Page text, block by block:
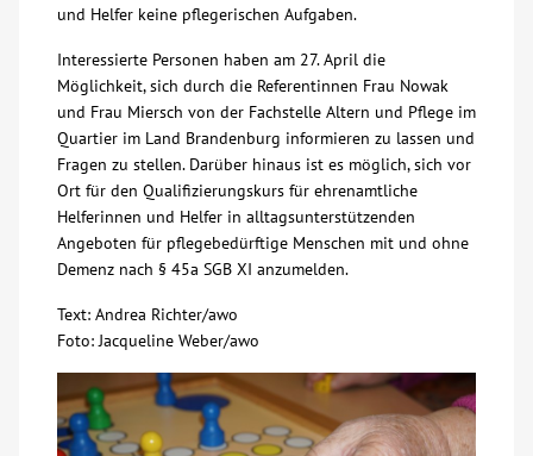
und Helfer keine pflegerischen Aufgaben.
Interessierte Personen haben am 27. April die
Möglichkeit, sich durch die Referentinnen Frau Nowak
und Frau Miersch von der Fachstelle Altern und Pflege im
Quartier im Land Brandenburg informieren zu lassen und
Fragen zu stellen. Darüber hinaus ist es möglich, sich vor
Ort für den Qualifizierungskurs für ehrenamtliche
Helferinnen und Helfer in alltagsunterstützenden
Angeboten für pflegebedürftige Menschen mit und ohne
Demenz nach § 45a SGB XI anzumelden.
Text: Andrea Richter/awo
Foto: Jacqueline Weber/awo